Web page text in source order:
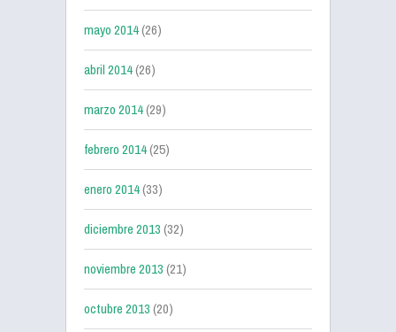
mayo 2014(26)
abril 2014(26)
marzo 2014(29)
febrero 2014(25)
enero 2014(33)
diciembre 2013(32)
noviembre 2013(21)
octubre 2013(20)